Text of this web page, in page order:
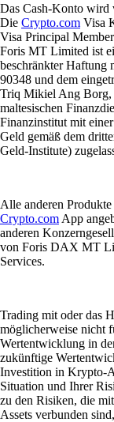
Das Cash-Konto wird
Die Crypto.com Visa
Visa Principal
Foris MT Limited ist
beschränkter Haftung
90348 und dem
Triq Mikiel Ang Borg,
maltesischen
Finanzinstitut mit
Geld gemäß dem
Geld-Institute)
Alle anderen
Crypto.com App
anderen
von Foris DAX MT
Services.
Trading mit oder das
möglicherweise nicht
Wertentwicklung in
zukünftige
Investition in Krypto-
Situation und Ihrer
zu den Risiken, die
Assets verbunden